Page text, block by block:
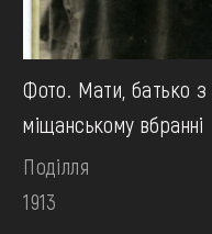
Фото. Мати, батько
міщанському вбранні
Поділля
1913